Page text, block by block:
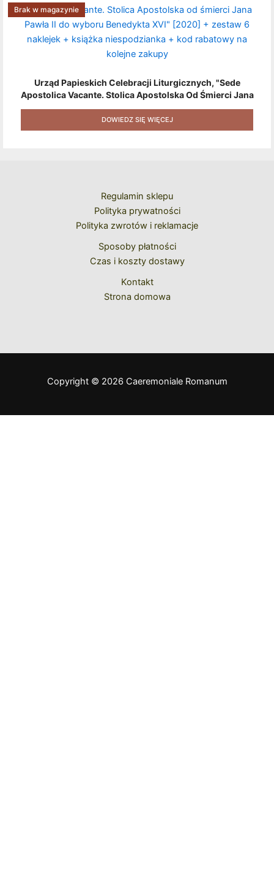
Urząd Papieskich Celebracji Liturgicznych, "Sede
Apostolica Vacante. Stolica Apostolska Od Śmierci Jana
Pawła II Do Wyboru Benedykta XVI" [2020] + Zestaw 6
Naklejek + Książka Niespodzianka + Kod Rabatowy Na
Kolejne Zakupy
Brak w magazynie
DOWIEDZ SIĘ WIĘCEJ
Regulamin sklepu
Polityka prywatności
Polityka zwrotów i reklamacje
Sposoby płatności
Czas i koszty dostawy
Kontakt
Strona domowa
Copyright © 2026 Caeremoniale Romanum